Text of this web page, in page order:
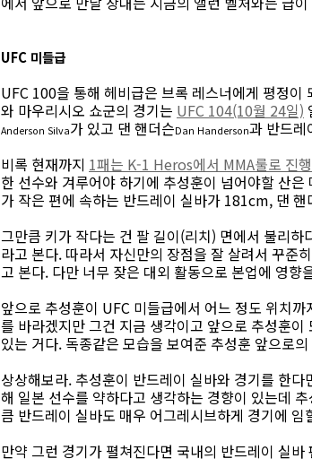
UFC 미들급
UFC 100을 통해 헤비급은 브록 레스너에게 평정
와 마우리시오 쇼군의 경기는 UFC 104(10월 24일)
Anderson Silva가 있고 댄 핸더슨Dan Handerson과 반드레
비록 현재까지 1패는 K-1 Heros에서 MMA룰로 진
한 선수와 겨루어야 하기에 추성훈이 넘어야할 산
가 작은 편에 속하는 반드레이 실바가 181cm, 댄
그만큼 키가 작다는 건 팔 길이(리치) 면에서 불리
라고 본다. 따라서 자신만의 장점을 잘 살려서 꾸준
고 본다. 다만 너무 잦은 대외 활동으로 본업에 영
앞으로 추성훈이 UFC 미들급에서 어느 정도 위치
를 바라겠지만 그건 지금 생각이고 앞으로 추성훈
있는 거다. 독종같은 모습을 보여준 추성훈 앞으로
상상해보라. 추성훈이 반드레이 실바와 경기를 한
해 일본 선수를 약하다고 생각하는 경향이 있는데
큼 반드레이 실바도 매우 어그레시브하게 경기에
만약 그런 경기가 펼쳐진다면 국내의 반드레이 실